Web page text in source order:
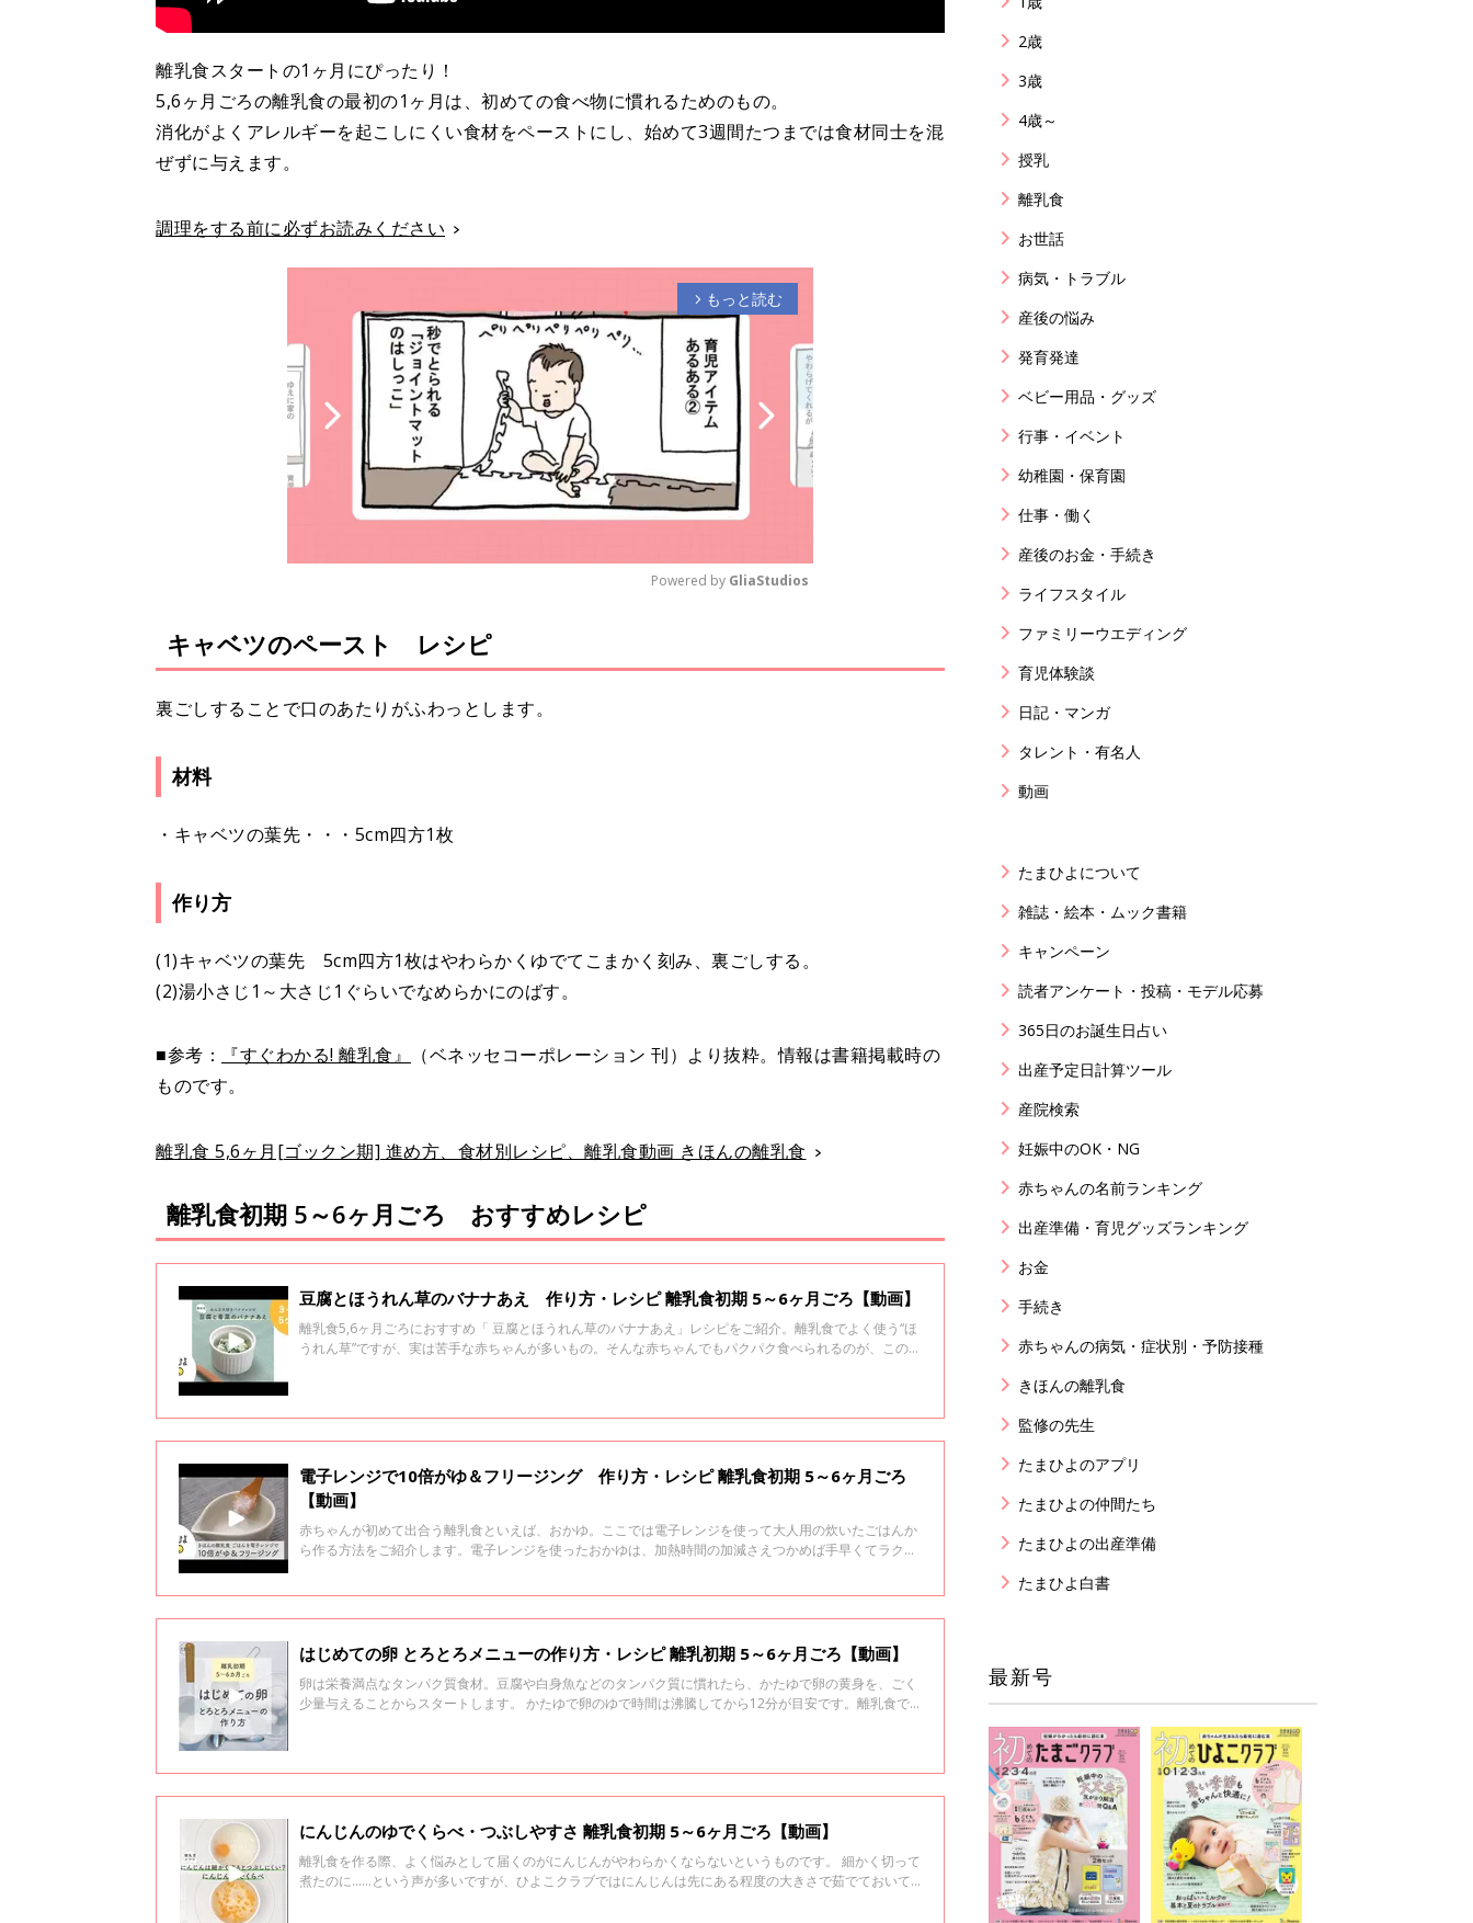
離乳食スタートの1ヶ月にぴったり！
5,6ヶ月ごろの離乳食の最初の1ヶ月は、初めての食べ物に慣れるためのもの。
消化がよくアレルギーを起こしにくい食材をペーストにし、始めて3週間たつまでは食材同士を混
ぜずに与えます。
調理をする前に必ずお読みください
arrow_forward_ios もっと読む
u
Powered by GliaStudios
キャベツのペースト レシピ
裏ごしすることで口のあたりがふわっとします。
材料
・キャベツの葉先・・・5cm四方1枚
作り方
(1)キャベツの葉先 5cm四方1枚はやわらかくゆでてこまかく刻み、裏ごしする。
(2)湯小さじ1～大さじ1ぐらいでなめらかにのばす。
■参考： 『すぐわかる! 離乳食』
（ベネッセコーポレーション 刊）より抜粋。情報は書籍掲載時の
ものです。
離乳食 5,6ヶ月[ゴックン期] 進め方、食材別レシピ、離乳食動画 きほんの離乳食
離乳食初期 5～6ヶ月ごろ おすすめレシピ
豆腐とほうれん草のバナナあえ 作り方・レシピ 離乳食初期 5～6ヶ月ごろ【動画】
離乳食5,6ヶ月ごろにおすすめ「 豆腐とほうれん草のバナナあえ」レシピをご紹介。離乳食でよく使う“ほ
うれん草”ですが、実は苦手な赤ちゃんが多いもの。そんな赤ちゃんでもパクパク食べられるのが、このバ
電子レンジで10倍がゆ＆フリージング 作り方・レシピ 離乳食初期 5～6ヶ月ごろ
【動画】
赤ちゃんが初めて出合う離乳食といえば、おかゆ。ここでは電子レンジを使って大人用の炊いたごはんか
ら作る方法をご紹介します。電子レンジを使ったおかゆは、加熱時間の加減さえつかめば手早くてラク。
はじめての卵 とろとろメニューの作り方・レシピ 離乳初期 5～6ヶ月ごろ【動画】
卵は栄養満点なタンパク質食材。豆腐や白身魚などのタンパク質に慣れたら、かたゆで卵の黄身を、ごく
少量与えることからスタートします。 かたゆで卵のゆで時間は沸騰してから12分が目安です。離乳食で
量からにし、少しずつ、量を増やしていきます。
にんじんのゆでくらべ・つぶしやすさ 離乳食初期 5～6ヶ月ごろ【動画】
離乳食を作る際、よく悩みとして届くのがにんじんがやわらかくならないというものです。 細かく切って
煮たのに……という声が多いですが、ひよこクラブではにんじんは先にある程度の大きさで茹でておいて
2歳
3歳
4歳～
授乳
離乳食
お世話
病気・トラブル
産後の悩み
発育発達
ベビー用品・グッズ
行事・イベント
幼稚園・保育園
仕事・働く
産後のお金・手続き
ライフスタイル
ファミリーウエディング
育児体験談
日記・マンガ
タレント・有名人
動画
たまひよについて
雑誌・絵本・ムック書籍
キャンペーン
読者アンケート・投稿・モデル応募
365日のお誕生日占い
出産予定日計算ツール
産院検索
妊娠中のOK・NG
赤ちゃんの名前ランキング
出産準備・育児グッズランキング
お金
手続き
赤ちゃんの病気・症状別・予防接種
きほんの離乳食
監修の先生
たまひよのアプリ
たまひよの仲間たち
たまひよの出産準備
たまひよ白書
最新号